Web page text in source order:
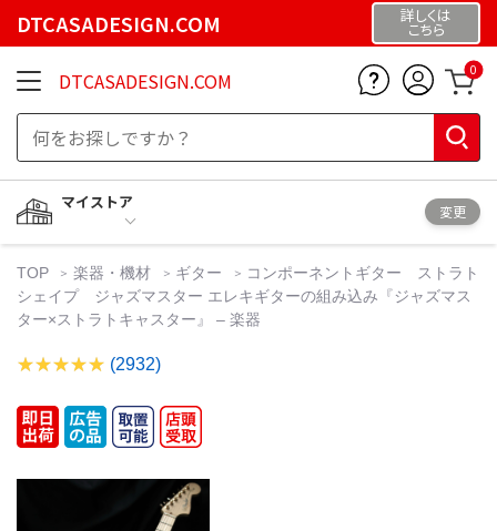
DTCASADESIGN.COM 詳しくは
こちら
DTCASADESIGN.COM 0
マイストア
変更
TOP 楽器・機材 ギター
コンポーネントギター ストラト
シェイプ ジャズマスター エレキギターの組み込み『ジャズマス
ター×ストラトキャスター』 – 楽器
(2932)